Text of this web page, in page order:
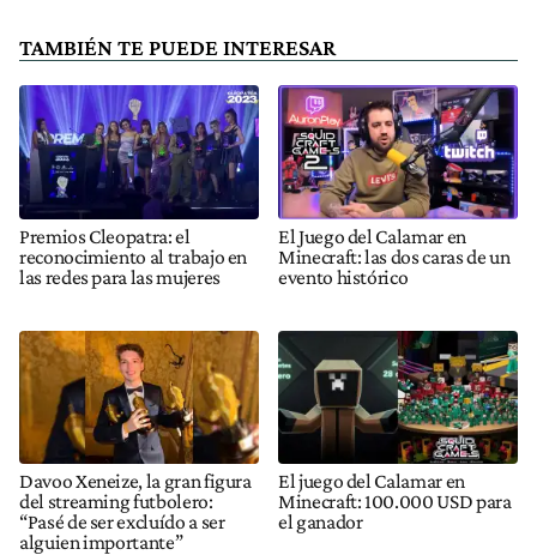
TAMBIÉN TE PUEDE INTERESAR
Premios Cleopatra: el
reconocimiento al trabajo en
las redes para las mujeres
El Juego del Calamar en
Minecraft: las dos caras de un
evento histórico
Davoo Xeneize, la gran figura
del streaming futbolero:
“Pasé de ser excluído a ser
alguien importante”
El juego del Calamar en
Minecraft: 100.000 USD para
el ganador